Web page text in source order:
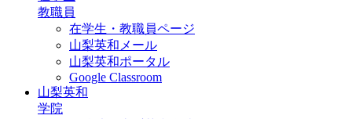
教職員
在学生・教職員ページ
山梨英和メール
山梨英和ポータル
Google Classroom
山梨英和
学院